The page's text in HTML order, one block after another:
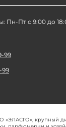
Пн-Пт с 9:00 до
99
99
«ЭЛАСГО», крупный